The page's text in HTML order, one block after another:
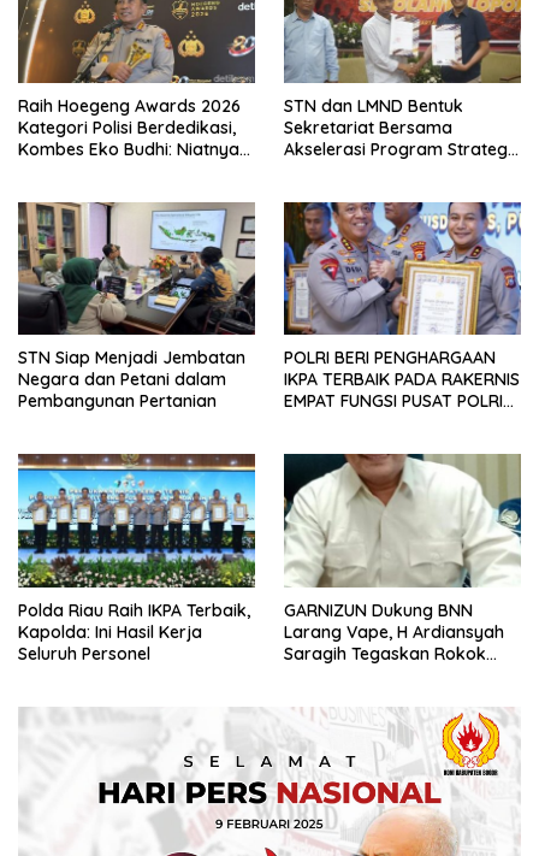
Raih Hoegeng Awards 2026
Kategori Polisi Berdedikasi,
Kombes Eko Budhi: Niatnya
STN dan LMND Bentuk
Sekretariat Bersama
Akselerasi Program Strategis
Pemerintahan Prabowo–
Gibran
STN Siap Menjadi Jembatan
Negara dan Petani dalam
Pembangunan Pertanian
POLRI BERI PENGHARGAAN
IKPA TERBAIK PADA RAKERNIS
EMPAT FUNGSI PUSAT POLRI
Polda Riau Raih IKPA Terbaik,
Kapolda: Ini Hasil Kerja
Seluruh Personel
GARNIZUN Dukung BNN
Larang Vape, H Ardiansyah
Saragih Tegaskan Rokok